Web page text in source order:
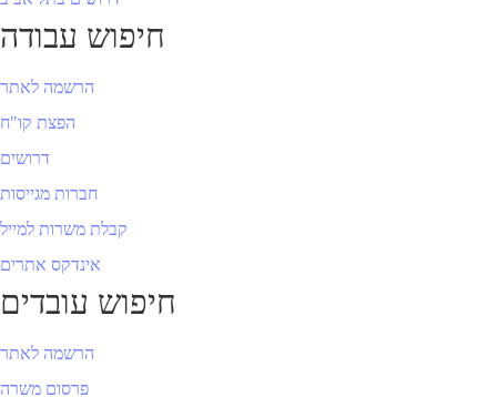
חיפוש עבודה
הרשמה לאתר
הפצת קו"ח
דרושים
חברות מגייסות
קבלת משרות למייל
אינדקס אתרים
חיפוש עובדים
הרשמה לאתר
פרסום משרה